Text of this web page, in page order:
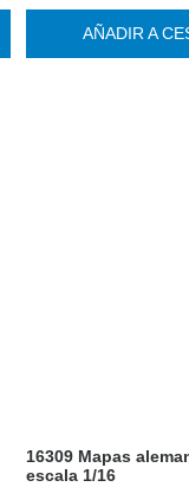
AÑADIR A
16309 Mapas
escala 1/16